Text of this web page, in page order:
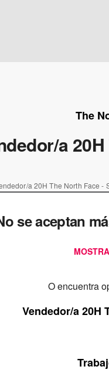
The
a
a 20H The North Face -
se aceptan
O encuentra
Vendedor/a 20H